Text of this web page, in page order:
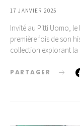
17 JANVIER 2025
Invité au Pitti Uomo,
première fois de son
collection explorant
PARTAGER